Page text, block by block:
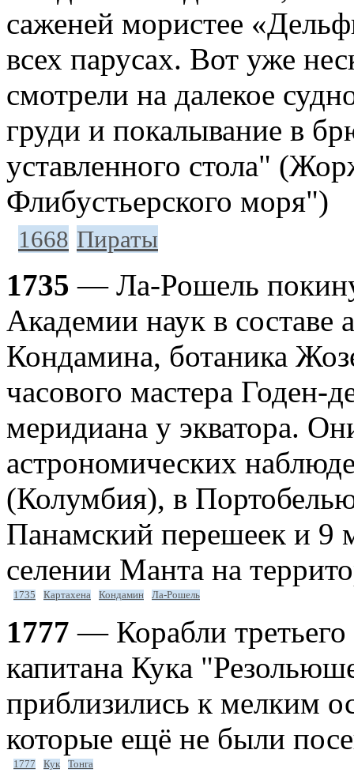
саженей мористее
всех парусах. Вот уже
смотрели на далекое
груди и покалывание в
уставленного стола"
Флибустьерского моря")
1668 Пираты
1735 — Ла-Рошель
Академии наук в составе
Кондамина, ботаника
часового мастера Годен-
меридиана у экватора.
астрономических
(Колумбия), в
Панамский перешеек и 9
селении Манта на
1735 Картахена Кондамин Ла-Рошель
1777 — Корабли третьего
капитана Кука
приблизились к мелким
которые ещё не были
1777 Кук Тонга